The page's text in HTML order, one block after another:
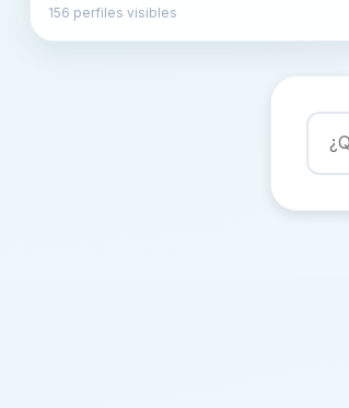
156 perfiles visibles